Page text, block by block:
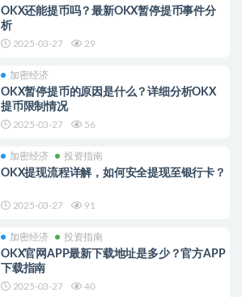
OKX还能提币吗？最新OKX暂停提币事件分
析
2025-03-27 29
加密经济
OKX暂停提币的原因是什么？详细分析OKX
提币限制情况
2025-03-27 56
加密经济 投资指南
OKX提现流程详解，如何安全提现至银行卡？
2025-03-27 91
加密经济 投资指南
OKX官网APP最新下载地址是多少？官方APP
下载指南
2025-03-27 40